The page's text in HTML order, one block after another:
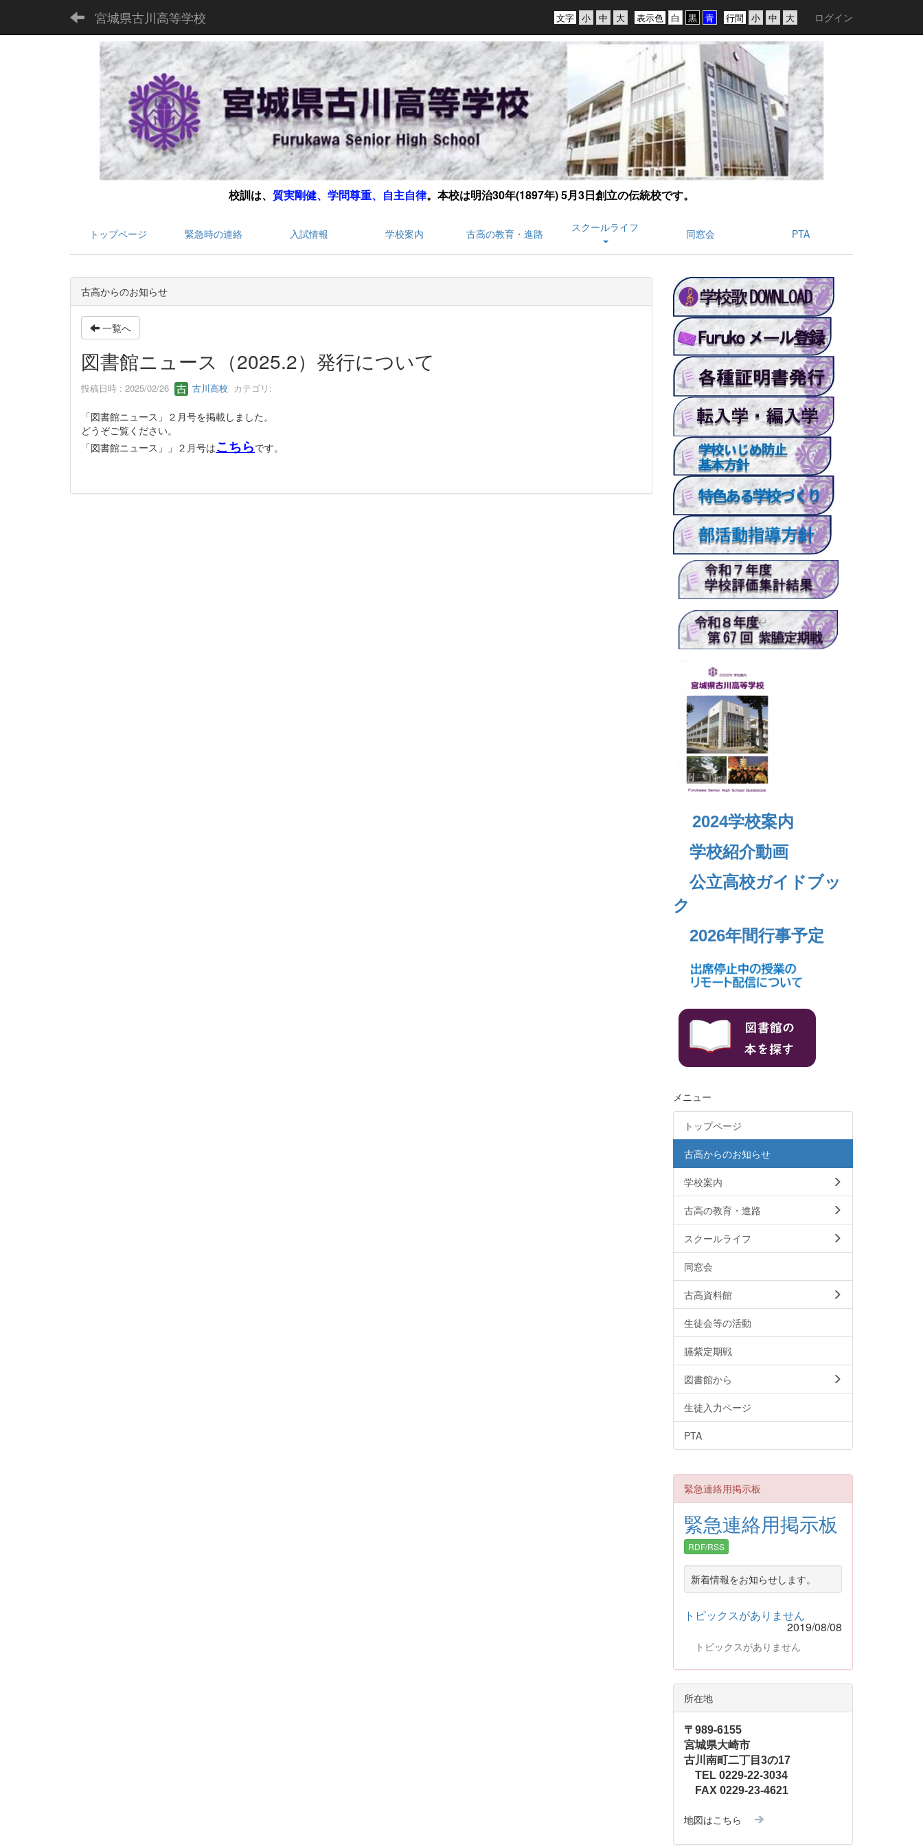
宮城県古川高等学校 行間
表示色
文字 ログイン
校訓は、 質実剛健、学問尊重、自主自律。 本校は明治30年(1897年) 5月3日創立の伝統校です。
トップページ 緊急時の連絡 入試情報 学校案内 古高の教育・進路 スクールライフ 同窓会 PTA
古高からのお知らせ
一覧へ
図書館ニュース（2025.2）発行について
投稿日時 : 2025/02/26 古川高校 カテゴリ:
「図書館ニュース」２月号を掲載しました。
どうぞご覧ください。
「図書館ニュース」」２月号はこちらです。
2024学校案内
学校紹介動画
公立高校ガイドブッ
ク
2026年間行事予定
メニュー
トップページ
古高からのお知らせ
学校案内
古高の教育・進路
スクールライフ
同窓会
古高資料館
生徒会等の活動
臙紫定期戦
図書館から
生徒入力ページ
PTA
緊急連絡用掲示板
緊急連絡用掲示板
RDF/RSS
新着情報をお知らせします。
トピックスがありません
2019/08/08
トピックスがありません
所在地
〒989-6155
宮城県大崎市
古川南町二丁目3の17
TEL 0229-22-3034
FAX 0229-23-4621
地図はこちら